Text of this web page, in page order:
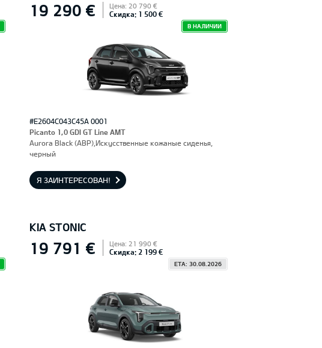
19 290 € Цена: 20 790 €
Скидка: 1 500 €
В НАЛИЧИИ
#E2604C043C45A 0001
Picanto 1,0 GDI GT Line AMT
Aurora Black (ABP),Искусственные кожаные сиденья,
черный
Я ЗАИНТЕРЕСОВАН!
KIA STONIC
19 791 € Цена: 21 990 €
Скидка: 2 199 €
ETA: 30.08.2026